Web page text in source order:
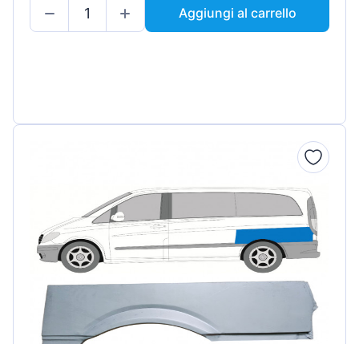
Aggiungi al carrello